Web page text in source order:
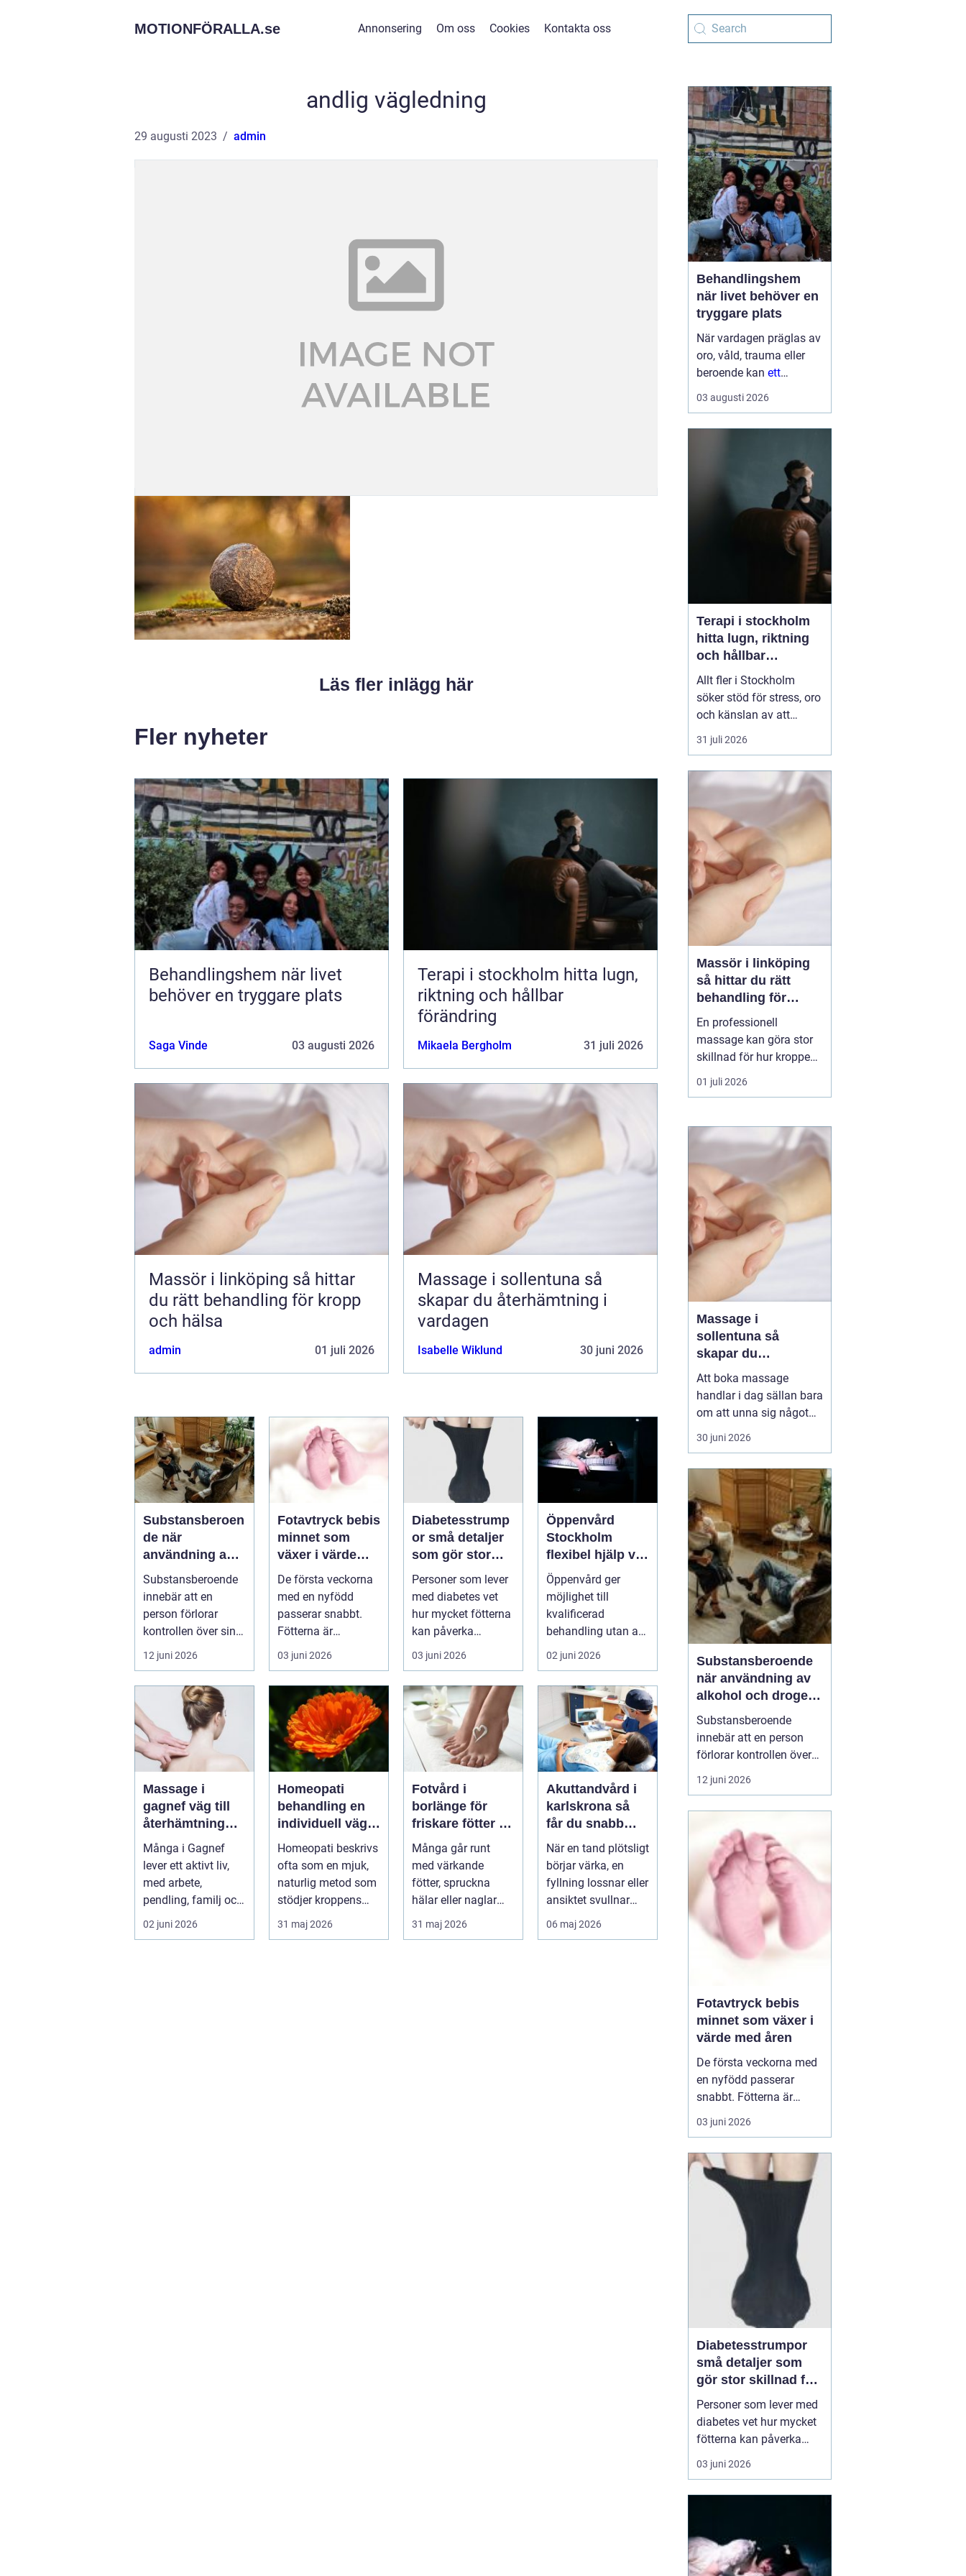
MOTIONFÖRALLA.se Annonsering Om oss Cookies Kontakta oss
andlig vägledning
29 augusti 2023 admin
Läs fler inlägg här
Fler nyheter
Behandlingshem när livet
behöver en tryggare plats
Saga Vinde 03 augusti 2026
Terapi i stockholm hitta lugn,
riktning och hållbar
förändring
Mikaela Bergholm 31 juli 2026
Massör i linköping så hittar
du rätt behandling för kropp
och hälsa
admin 01 juli 2026
Massage i sollentuna så
skapar du återhämtning i
vardagen
Isabelle Wiklund 30 juni 2026
Substansberoen
de när
användning av
alkohol och
droger tar över
vardagen
Substansberoende
innebär att en
person förlorar
kontrollen över sin
konsumtion av
alkohol, läkemedel...
12 juni 2026
Fotavtryck bebis
minnet som
växer i värde
med åren
De första veckorna
med en nyfödd
passerar snabbt.
Fötterna är
pyttesmå, huden är
mjuk och varje lite...
03 juni 2026
Diabetesstrump
or små detaljer
som gör stor
skillnad för
känsliga fötter
Personer som lever
med diabetes vet
hur mycket fötterna
kan påverka
vardagen. Nedsatt
känsel, sämre ...
03 juni 2026
Öppenvård
Stockholm
flexibel hjälp vid
beroende och
annan
problematik
Öppenvård ger
möjlighet till
kvalificerad
behandling utan att
personen behöver
lämna sitt hem, sitt
...
02 juni 2026
Massage i
gagnef väg till
återhämtning
och bättre hälsa
Många i Gagnef
lever ett aktivt liv,
med arbete,
pendling, familj och
fritidsintressen som
ska få pl...
02 juni 2026
Homeopati
behandling en
individuell väg
mot bättre
balans
Homeopati beskrivs
ofta som en mjuk,
naturlig metod som
stödjer kroppens
läkningsförmåga. I
31 maj 2026
Fotvård i
borlänge för
friskare fötter i
vardagen
Många går runt
med värkande
fötter, spruckna
hälar eller naglar
som skaver utan att
göra något åt de...
31 maj 2026
Akuttandvård i
karlskrona så
får du snabb
hjälp när tanden
krisar
När en tand plötsligt
börjar värka, en
fyllning lossnar eller
ansiktet svullnar
upp vill man ha
06 maj 2026
Behandlingshem
när livet behöver en
tryggare plats
När vardagen präglas av
oro, våld, trauma eller
beroende kan ett
Behandlingshem bli
trygga punkt som
bara om att få tak över
huvudet, utan om att få
skydd, professi...
03 augusti 2026
Terapi i stockholm
hitta lugn, riktning
och hållbar
förändring
Allt fler i Stockholm
söker stöd för stress, oro
och känslan av att
vardagen skenar. Många
har testat att vila mer,
men märker att det inte
räcker. Terapi blir då en
plats där någon lyssnar
på djupet, ställer rätt
frågor och h...
31 juli 2026
Massör i linköping
så hittar du rätt
behandling för
kropp och hälsa
En professionell
massage kan göra stor
skillnad för hur kroppen
känns i vardagen.
Många i Linköping söker
värken blir för stor eller
när stressnivån är
ohållbar. Men massage
kan vara lika mycket
förebyggande som
behandlande. Med rät...
01 juli 2026
Massage i
sollentuna så
skapar du
återhämtning i
vardagen
Att boka massage
handlar i dag sällan bara
om att unna sig något
skönt. Allt fler i
Sollentuna söker
värk, sömnproblem och
långvarig trötthet. Rätt
typ av massage kan
hjälpa både kroppen och
hjärnan att varva ner,
lindra smärta...
30 juni 2026
Substansberoende
när användning av
alkohol och droger
tar över vardagen
Substansberoende
innebär att en person
förlorar kontrollen över
sin konsumtion av
alkohol, läkemedel eller
användning och
återhämtning. Relationer,
arbete, hälsa och
självkänsla påverkas
steg för steg, ofta...
12 juni 2026
Fotavtryck bebis
minnet som växer i
värde med åren
De första veckorna med
en nyfödd passerar
snabbt. Fötterna är
pyttesmå, huden är mjuk
och varje liten rynka
föräldrar vill fånga den
här tiden på ett sätt som
håller längre än
mobilbilder. Ett
fotavt...
03 juni 2026
Diabetesstrumpor
små detaljer som
gör stor skillnad för
känsliga fötter
Personer som lever med
diabetes vet hur mycket
fötterna kan påverka
vardagen. Nedsatt
känsel, sämre
kan utvecklas till ett
större sår. I den
03 juni 2026